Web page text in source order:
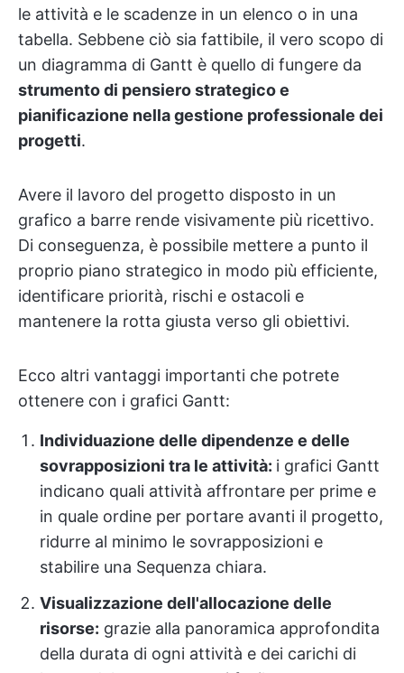
le attività e le scadenze in un elenco o in una
tabella. Sebbene ciò sia fattibile, il vero scopo di
un diagramma di Gantt è quello di fungere da
strumento di pensiero strategico e
pianificazione nella gestione professionale dei
progetti.
Avere il lavoro del progetto disposto in un
grafico a barre rende visivamente più ricettivo.
Di conseguenza, è possibile mettere a punto il
proprio piano strategico in modo più efficiente,
identificare priorità, rischi e ostacoli e
mantenere la rotta giusta verso gli obiettivi.
Ecco altri vantaggi importanti che potrete
ottenere con i grafici Gantt:
Individuazione delle dipendenze e delle
sovrapposizioni tra le attività: i grafici Gantt
indicano quali attività affrontare per prime e
in quale ordine per portare avanti il progetto,
ridurre al minimo le sovrapposizioni e
stabilire una Sequenza chiara.
Visualizzazione dell'allocazione delle
risorse: grazie alla panoramica approfondita
della durata di ogni attività e dei carichi di